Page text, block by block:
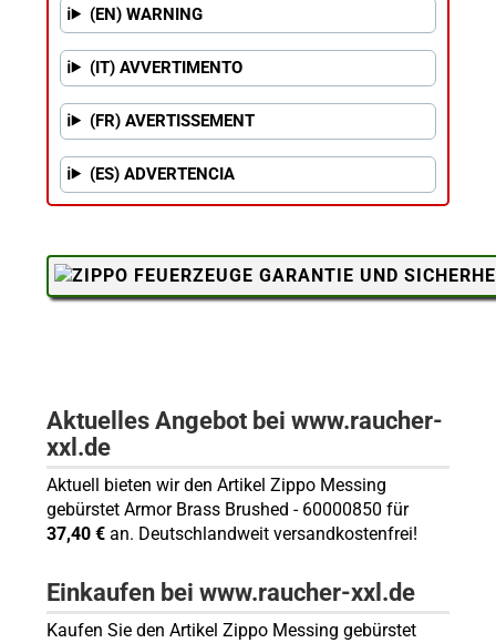
(EN) WARNING
(IT) AVVERTIMENTO
(FR) AVERTISSEMENT
(ES) ADVERTENCIA
Aktuelles Angebot bei www.raucher-
xxl.de
Aktuell bieten wir den Artikel Zippo Messing
gebürstet Armor Brass Brushed - 60000850 für
37,40 €an. Deutschlandweit versandkostenfrei!
Einkaufen bei www.raucher-xxl.de
Kaufen Sie den Artikel Zippo Messing gebürstet